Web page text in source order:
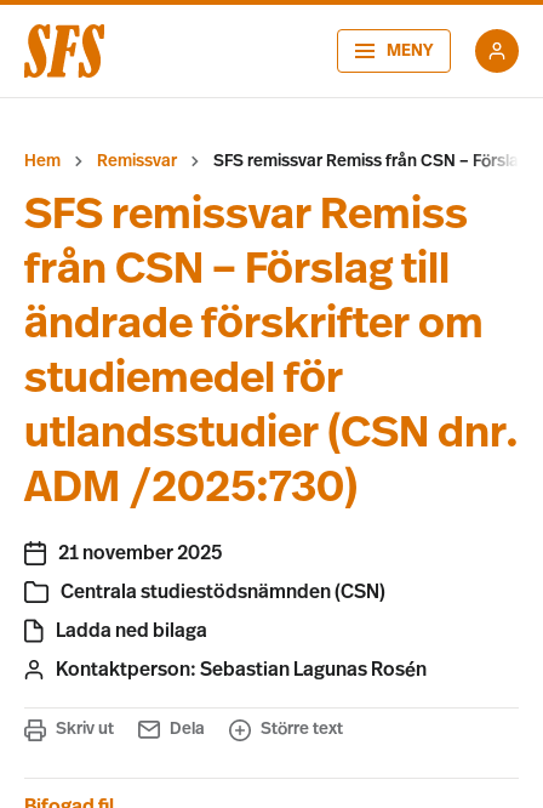
MENY
Hem Remissvar SFS remissvar Remiss från CSN –
SFS remissvar Remiss
från CSN – Förslag till
ändrade förskrifter om
studiemedel för
utlandsstudier (CSN dnr.
ADM /2025:730)
21 november 2025
Centrala studiestödsnämnden (CSN)
Ladda ned bilaga
Kontaktperson:Sebastian Lagunas Rosén
Skriv ut Dela Större text